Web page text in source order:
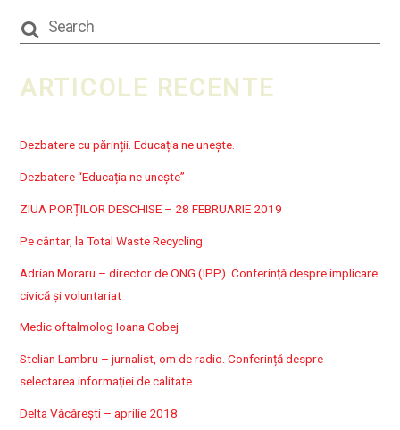
ARTICOLE RECENTE
Dezbatere cu părinții. Educația ne unește.
Dezbatere “Educația ne unește”
ZIUA PORȚILOR DESCHISE – 28 FEBRUARIE 2019
Pe cântar, la Total Waste Recycling
Adrian Moraru – director de ONG (IPP). Conferință despre implicare
civică și voluntariat
Medic oftalmolog Ioana Gobej
Stelian Lambru – jurnalist, om de radio. Conferință despre
selectarea informației de calitate
Delta Văcărești – aprilie 2018